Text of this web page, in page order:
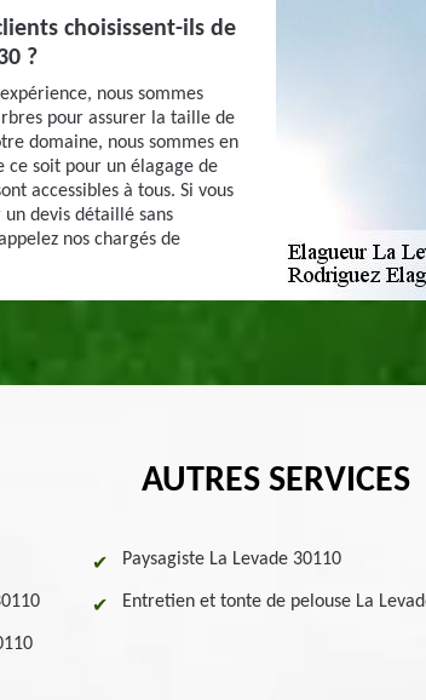
choisissent-ils de
?
nous sommes
pour assurer la taille de
domaine, nous sommes en
soit pour un élagage de
accessibles à tous. Si vous
un devis détaillé sans
nos chargés de
AUTRES SERVICES
Paysagiste La Levade 30110
Entretien et tonte de pelouse La